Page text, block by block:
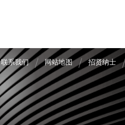
联系我们 网站地图 招贤纳士